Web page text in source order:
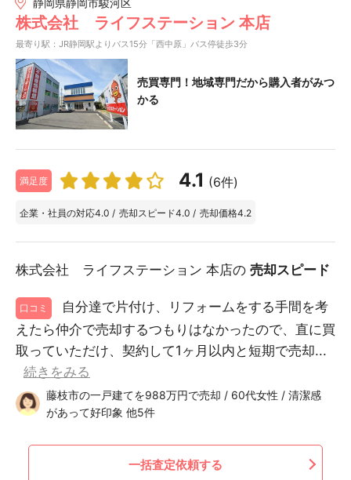
静岡県静岡市駿河区
株式会社 ライフステーション 本店
最寄り駅：JR静岡駅よりバス15分「西中原」バス停徒歩3分
売買専門！地域専門だから購入者がみつ
かる
満足度 4.1 (6件)
企業・社員の対応4.0 / 売却スピード4.0 / 売却価格4.2
株式会社 ライフステーション 本店の 売却スピード
口コミ
自分達で片付け、リフォームをする手間を考
えたら仲介で売却するつもりはなかったので、直に買
取っていただけ、契約して1ヶ月以内と短期で売却...
続きをみる
藤枝市の一戸建てを988万円で売却 / 60代女性 / 清潔感
があって好印象 他5件
一括査定依頼する